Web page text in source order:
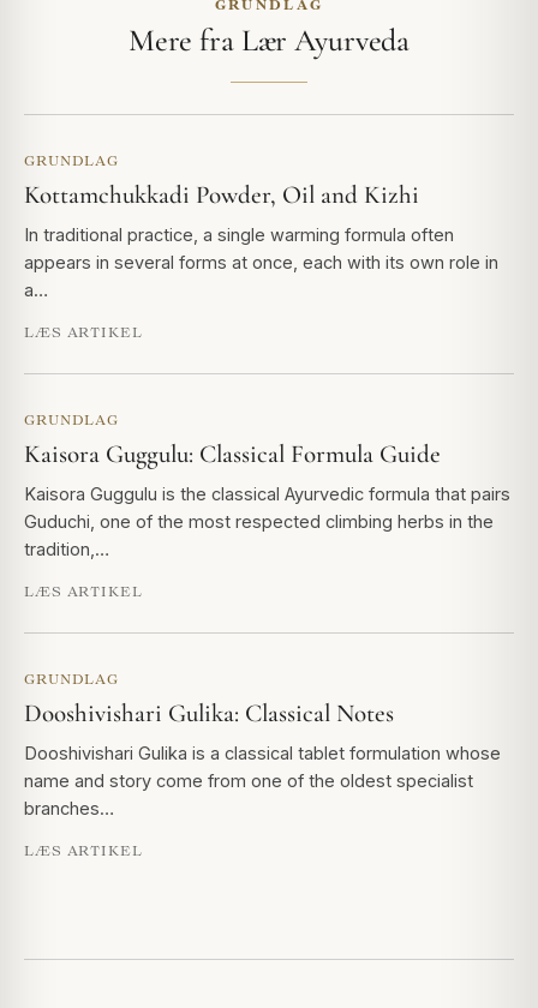
GRUNDLAG
Mere fra Lær Ayurveda
GRUNDLAG
Kottamchukkadi Powder, Oil and Kizhi
In traditional practice, a single warming formula often
appears in several forms at once, each with its own role in
a…
LÆS ARTIKEL
GRUNDLAG
Kaisora Guggulu: Classical Formula Guide
Kaisora Guggulu is the classical Ayurvedic formula that pairs
Guduchi, one of the most respected climbing herbs in the
tradition,…
LÆS ARTIKEL
GRUNDLAG
Dooshivishari Gulika: Classical Notes
Dooshivishari Gulika is a classical tablet formulation whose
name and story come from one of the oldest specialist
branches…
LÆS ARTIKEL